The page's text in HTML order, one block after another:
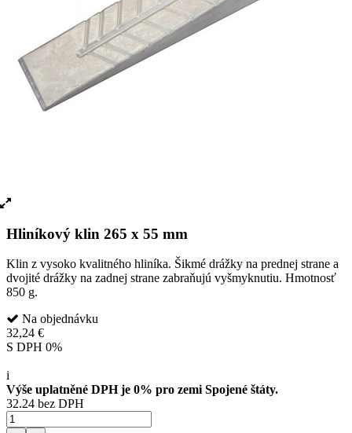
Hliníkový klin 265 x 55 mm
Klin z vysoko kvalitného hliníka. Šikmé drážky na prednej strane a
dvojité drážky na zadnej strane zabraňujú vyšmyknutiu. Hmotnosť
850 g.
Na objednávku
32,24 €
S DPH 0%
i
Výše uplatněné DPH je 0% pro zemi Spojené štáty.
32.24 bez DPH